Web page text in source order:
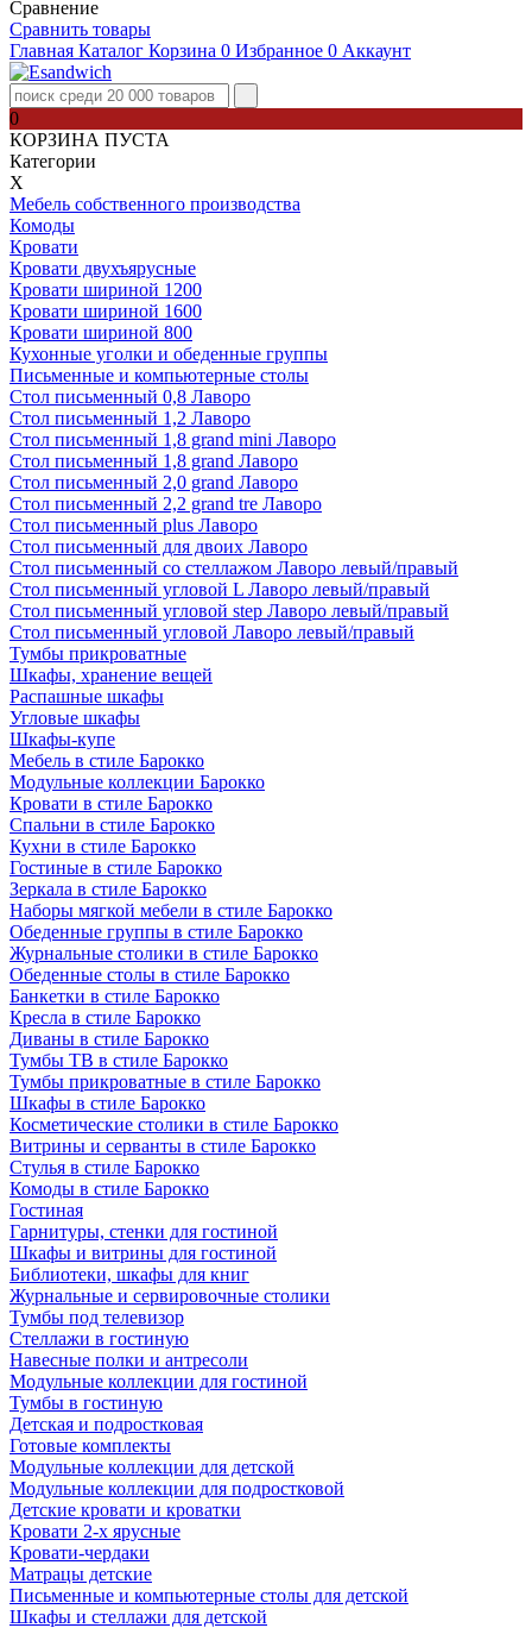
Сравнение
Сравнить товары
Главная Каталог Корзина 0 Избранное 0 Аккаунт
0
КОРЗИНА ПУСТА
Категории
Х
Мебель собственного производства
Комоды
Кровати
Кровати двухъярусные
Кровати шириной 1200
Кровати шириной 1600
Кровати шириной 800
Кухонные уголки и обеденные группы
Письменные и компьютерные столы
Стол письменный 0,8 Лаворо
Стол письменный 1,2 Лаворо
Стол письменный 1,8 grand mini Лаворо
Стол письменный 1,8 grand Лаворо
Стол письменный 2,0 grand Лаворо
Стол письменный 2,2 grand tre Лаворо
Стол письменный plus Лаворо
Стол письменный для двоих Лаворо
Стол письменный со стеллажом Лаворо левый/правый
Стол письменный угловой L Лаворо левый/правый
Стол письменный угловой step Лаворо левый/правый
Стол письменный угловой Лаворо левый/правый
Тумбы прикроватные
Шкафы, хранение вещей
Распашные шкафы
Угловые шкафы
Шкафы-купе
Мебель в стиле Барокко
Модульные коллекции Барокко
Кровати в стиле Барокко
Спальни в стиле Барокко
Кухни в стиле Барокко
Гостиные в стиле Барокко
Зеркала в стиле Барокко
Наборы мягкой мебели в стиле Барокко
Обеденные группы в стиле Барокко
Журнальные столики в стиле Барокко
Обеденные столы в стиле Барокко
Банкетки в стиле Барокко
Кресла в стиле Барокко
Диваны в стиле Барокко
Тумбы ТВ в стиле Барокко
Тумбы прикроватные в стиле Барокко
Шкафы в стиле Барокко
Косметические столики в стиле Барокко
Витрины и серванты в стиле Барокко
Стулья в стиле Барокко
Комоды в стиле Барокко
Гостиная
Гарнитуры, стенки для гостиной
Шкафы и витрины для гостиной
Библиотеки, шкафы для книг
Журнальные и сервировочные столики
Тумбы под телевизор
Стеллажи в гостиную
Навесные полки и антресоли
Модульные коллекции для гостиной
Тумбы в гостиную
Детская и подростковая
Готовые комплекты
Модульные коллекции для детской
Модульные коллекции для подростковой
Детские кровати и кроватки
Кровати 2-х ярусные
Кровати-чердаки
Матрацы детские
Письменные и компьютерные столы для детской
Шкафы и стеллажи для детской